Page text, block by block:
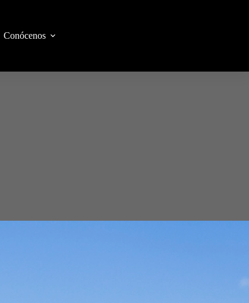
Conócenos